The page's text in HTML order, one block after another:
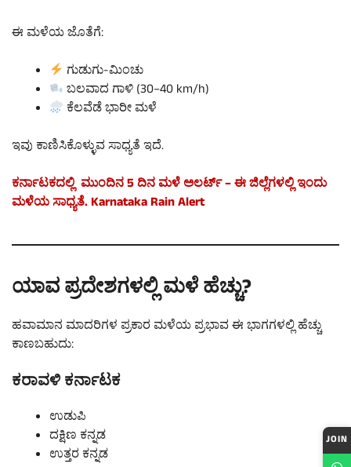
ಈ ಮಳೆಯ ಜೊತೆಗೆ:
ಗುಡುಗು-ಮಿಂಚು
ಬಲವಾದ ಗಾಳಿ (30–40 km/h)
ಕೆಲವೆಡೆ ಭಾರೀ ಮಳೆ
ಇವು ಕಾಣಿಸಿಕೊಳ್ಳುವ ಸಾಧ್ಯತೆ ಇದೆ.
ಕರ್ನಾಟಕದಲ್ಲಿ ಮುಂದಿನ 5 ದಿನ ಮಳೆ ಅಲರ್ಟ್ – ಈ ಜಿಲ್ಲೆಗಳಲ್ಲಿ ಇಂದು
ಮಳೆಯ ಸಾಧ್ಯತೆ. Karnataka Rain Alert
ಯಾವ ಪ್ರದೇಶಗಳಲ್ಲಿ ಮಳೆ ಹೆಚ್ಚು?
ಹವಾಮಾನ ಮಾದರಿಗಳ ಪ್ರಕಾರ ಮಳೆಯ ಪ್ರಭಾವ ಈ ಭಾಗಗಳಲ್ಲಿ ಹೆಚ್ಚು
ಕಾಣಬಹುದು:
ಕರಾವಳಿ ಕರ್ನಾಟಕ
ಉಡುಪಿ
ದಕ್ಷಿಣ ಕನ್ನಡ
ಉತ್ತರ ಕನ್ನಡ
JOIN